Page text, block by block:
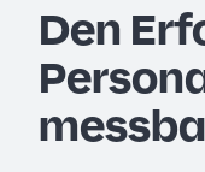
Den